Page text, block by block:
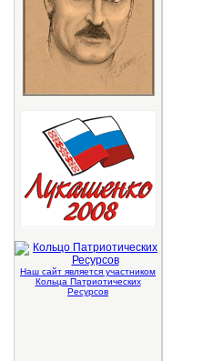
Наш сайт является участником
Кольца Патриотических
Ресурсов